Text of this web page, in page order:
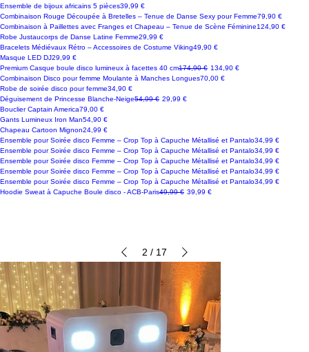
Ensemble de bijoux africains 5 piècesPrix
39,99 €
Combinaison Rouge Découpée à Bretelles – Tenue de Danse Sexy pour FemmePrix
79,90 €
Combinaison à Paillettes avec Franges et Chapeau – Tenue de Scène FémininePrix
124,90 €
Robe Justaucorps de Danse Latine FemmePrix
29,99 €
Bracelets Médiévaux Rétro – Accessoires de Costume VikingPrix
49,90 €
Masque LED DJPrix
29,99 €
Premium Casque boule disco lumineux à facettes 40 cmPrix original
174,90 € Prix promotionnel
134,90 €
Combinaison Disco pour femme Moulante à Manches LonguesPrix
70,00 €
Robe de soirée disco pour femmePrix
34,90 €
Déguisement de Princesse Blanche-NeigePrix original
54,99 € Prix promotionnel
29,99 €
Bouclier Captain AmericaPrix
79,00 €
Gants Lumineux Iron ManPrix
54,90 €
Chapeau Cartoon MignonPrix
24,99 €
Ensemble pour Soirée disco Femme – Crop Top à Capuche Métallisé et PantaloPrix
34,99 €
Ensemble pour Soirée disco Femme – Crop Top à Capuche Métallisé et PantaloPrix
34,99 €
Ensemble pour Soirée disco Femme – Crop Top à Capuche Métallisé et PantaloPrix
34,99 €
Ensemble pour Soirée disco Femme – Crop Top à Capuche Métallisé et PantaloPrix
34,99 €
Ensemble pour Soirée disco Femme – Crop Top à Capuche Métallisé et PantaloPrix
34,99 €
Hoodie Sweat à Capuche Boule disco - ACB-ParisPrix original
49,99 € Prix promotionnel
39,99 €
2 / 17